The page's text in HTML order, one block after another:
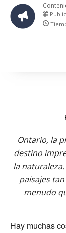
Ontario, la
destino
la
paisajes
menudo
Hay muchas